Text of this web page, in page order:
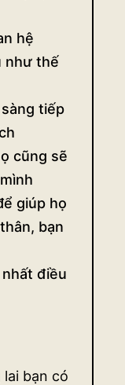
hệ
như thế
tiếp
cũng sẽ
giúp họ
bạn
điều
bạn có